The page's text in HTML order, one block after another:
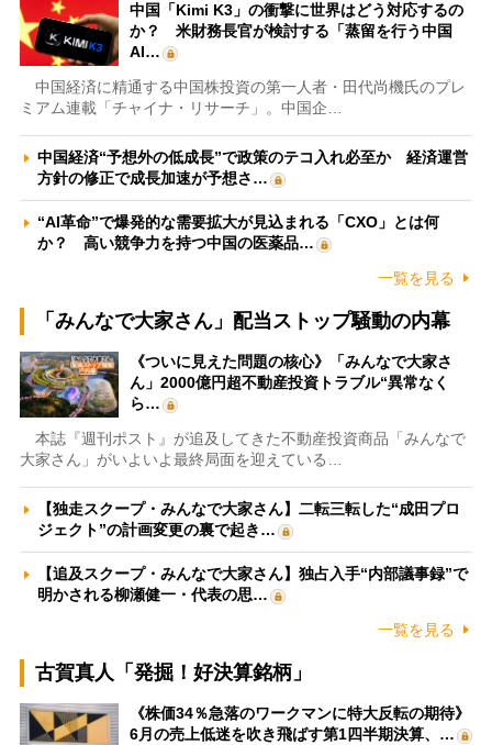
中国「Kimi K3」の衝撃に世界はどう対応するの
か？ 米財務長官が検討する「蒸留を行う中国
AI…
中国経済に精通する中国株投資の第一人者・田代尚機氏のプレ
ミアム連載「チャイナ・リサーチ」。中国企…
中国経済“予想外の低成長”で政策のテコ入れ必至か 経済運営
方針の修正で成長加速が予想さ…
“AI革命”で爆発的な需要拡大が見込まれる「CXO」とは何
か？ 高い競争力を持つ中国の医薬品…
一覧を見る
「みんなで大家さん」配当ストップ騒動の内幕
《ついに見えた問題の核心》「みんなで大家さ
ん」2000億円超不動産投資トラブル“異常なく
ら…
本誌『週刊ポスト』が追及してきた不動産投資商品「みんなで
大家さん」がいよいよ最終局面を迎えている…
【独走スクープ・みんなで大家さん】二転三転した“成田プロ
ジェクト”の計画変更の裏で起き…
【追及スクープ・みんなで大家さん】独占入手“内部議事録”で
明かされる柳瀬健一・代表の思…
一覧を見る
古賀真人「発掘！好決算銘柄」
《株価34％急落のワークマンに特大反転の期待》
6月の売上低迷を吹き飛ばす第1四半期決算、…